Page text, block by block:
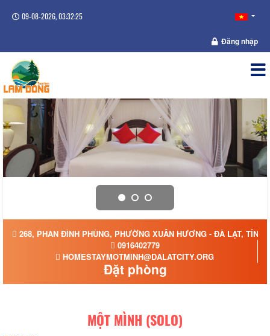
09-08-2026, 03:32:26
Đăng nhập
268, PHAN ĐÌNH PHÙNG, PHƯỜNG XUÂN HƯƠNG - ĐÀ LẠT, TỈNH
0916402779
HOMESTAYMOTMINH@DALATCITY.ORG
Đặt phòng
MỘT MÌNH (SOLO)